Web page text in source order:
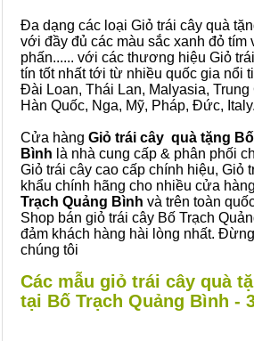
Đa dạng các loại Giỏ trái cây quà
với đầy đủ các màu sắc xanh đỏ tím
phấn...... với các thương hiệu Giỏ
tín tốt nhất tới từ nhiều quốc gia nổi
Đài Loan, Thái Lan, Malyasia, Trung
Hàn Quốc, Nga, Mỹ, Pháp, Đức,
Cửa hàng Giỏ trái cây quà tặng
Bình là nhà cung cấp & phân phối
Giỏ trái cây cao cấp chính hiệu, Giỏ
khẩu chính hãng cho nhiều cửa
Trạch Quảng Bình và trên toàn
Shop bán giỏ trái cây Bố Trạch
đảm khách hàng hài lòng nhất.
chúng tôi
Các mẫu giỏ trái cây quà
tại Bố Trạch Quảng Bình -